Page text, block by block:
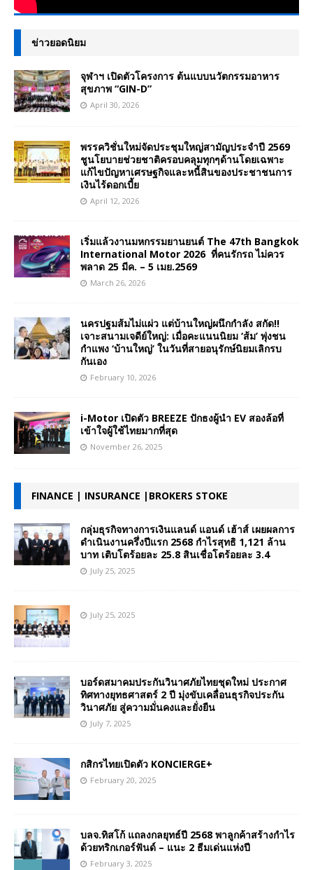
ข่าวยอดนิยม
จุฬาฯ เปิดตัวโครงการ ต้นแบบนวัตกรรมอาหาร
สุขภาพ “GIN-D”
April 30, 2026
พรรควิชั่นใหม่จัดประชุมใหญ่สามัญประจำปี 2569
ชูนโยบายช่วยชาติครอบคลุมทุกๆด้านโดยเฉพาะ
แก้ไขปัญหาเศรษฐกิจและหนี้สินของประชาชนการ
เงินไร้ดอกเบี้ย
April 12, 2026
เริ่มแล้วงานมหกรรมยานยนต์ The 47th Bangkok
International Motor 2026 ที่คนรักรถ ไม่ควร
พลาด 25 มีค. – 5 เมย.2569
March 26, 2026
นครปฐมส้มไม่แผ่ว แต่บ้านใหญ่ผนึกกำลัง สกัด!!
เจาะสนามเจดีย์ใหญ่: เมื่อคะแนนนิยม ‘ส้ม’ พุ่งชน
กำแพง ‘บ้านใหญ่’ ในวันที่สายอนุรักษ์นิยมเลิกรบ
กันเอง
February 10, 2026
i-Motor เปิดตัว BREEZE ปักธงผู้นำ EV สองล้อที่
เข้าใจผู้ใช้ไทยมากที่สุด
November 26, 2025
FINANCE | INSURANCE |BROKERS STOKE
กลุ่มธุรกิจทางการเงินแลนด์ แอนด์ เฮ้าส์ เผยผลการ
ดำเนินงานครึ่งปีแรก 2568 กำไรสุทธิ 1,121 ล้าน
บาท เติบโตร้อยละ 25.8 สินเชื่อโตร้อยละ 3.4
July 25, 2025
July 25, 2025
บอร์ดสมาคมประกันวินาศภัยไทยชุดใหม่ ประกาศ
ทิศทางยุทธศาสตร์ 2 ปี มุ่งขับเคลื่อนธุรกิจประกัน
วินาศภัย สู่ความมั่นคงและยั่งยืน
July 7, 2025
กสิกรไทยเปิดตัว KONCIERGE+
February 20, 2025
บลจ.ทิสโก้ แถลงกลยุทธ์ปี 2568 พาลูกค้าสร้างกำไร
ด้วยทริกเกอร์ฟันด์ – แนะ 2 ธีมเด่นแห่งปี
February 3, 2025